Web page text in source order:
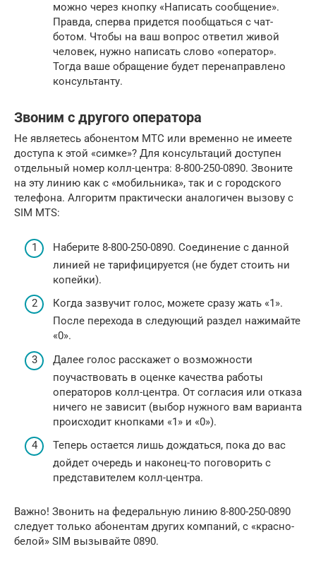
можно через кнопку «Написать сообщение».
Правда, сперва придется пообщаться с чат-
ботом. Чтобы на ваш вопрос ответил живой
человек, нужно написать слово «оператор».
Тогда ваше обращение будет перенаправлено
консультанту.
Звоним с другого оператора
Не являетесь абонентом МТС или временно не имеете
доступа к этой «симке»? Для консультаций доступен
отдельный номер колл-центра: 8-800-250-0890. Звоните
на эту линию как с «мобильника», так и с городского
телефона. Алгоритм практически аналогичен вызову с
SIM MTS:
Наберите 8-800-250-0890. Соединение с данной
линией не тарифицируется (не будет стоить ни
копейки).
Когда зазвучит голос, можете сразу жать «1».
После перехода в следующий раздел нажимайте
«0».
Далее голос расскажет о возможности
поучаствовать в оценке качества работы
операторов колл-центра. От согласия или отказа
ничего не зависит (выбор нужного вам варианта
происходит кнопками «1» и «0»).
Теперь остается лишь дождаться, пока до вас
дойдет очередь и наконец-то поговорить с
представителем колл-центра.
Важно! Звонить на федеральную линию 8-800-250-0890
следует только абонентам других компаний, с «красно-
белой» SIM вызывайте 0890.